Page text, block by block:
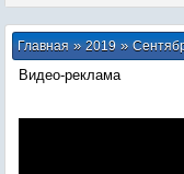
Главная»2019 »
Видео-реклама